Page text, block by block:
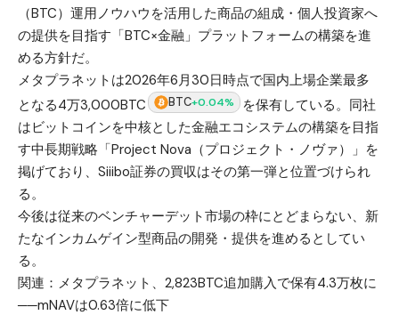
（BTC）運用ノウハウを活用した商品の組成・個人投資家へ
の提供を目指す「BTC×金融」プラットフォームの構築を進
める方針だ。
メタプラネットは2026年6月30日時点で国内上場企業最多
となる4万3,000BTC
BTC+0.04%
を保有している。同社
はビットコインを中核とした金融エコシステムの構築を目指
す中長期戦略「Project Nova（プロジェクト・ノヴァ）」を
掲げており、Siiibo証券の買収はその第一弾と位置づけられ
る。
今後は従来のベンチャーデット市場の枠にとどまらない、新
たなインカムゲイン型商品の開発・提供を進めるとしてい
る。
関連： メタプラネット、2,823BTC追加購入で保有4.3万枚に
──mNAVは0.63倍に低下